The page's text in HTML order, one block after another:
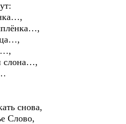
слона…,
снова,
Слово,